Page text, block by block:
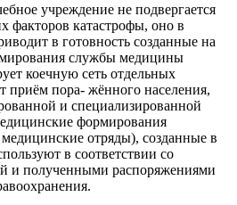
учреждение не подвергается
факторов катастрофы, оно в
в готовность созданные на
службы медицины
коечную сеть отдельных
приём пора- жённого населения,
и специализированной
формирования
отряды), созданные в
в соответствии со
и полученными распоряжениями